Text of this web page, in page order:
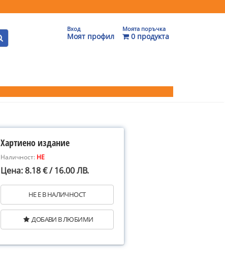
Вход
Моят профил
Моята поръчка
0 продукта
Хартиено издание
Наличност: НЕ
Цена: 8.18 € / 16.00 ЛВ.
НЕ Е В НАЛИЧНОСТ
ДОБАВИ В ЛЮБИМИ